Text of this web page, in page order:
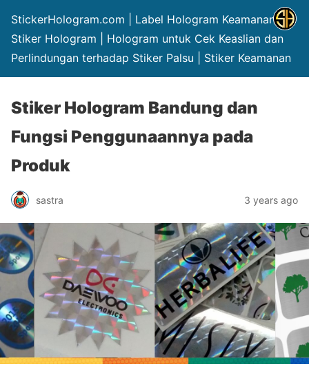
StickerHologram.com | Label Hologram Keamanan |
Stiker Hologram | Hologram untuk Cek Keaslian dan
Perlindungan terhadap Stiker Palsu | Stiker Keamanan
Stiker Hologram Bandung dan
Fungsi Penggunaannya pada
Produk
sastra 3 years ago